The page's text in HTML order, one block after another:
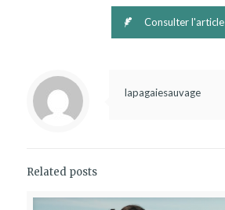
Consulter l'article
lapagaiesauvage
Related posts